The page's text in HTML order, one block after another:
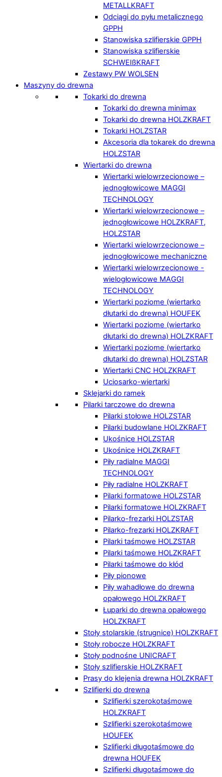
METALLKRAFT
Odciągi do pyłu metalicznego
GPPH
Stanowiska szlifierskie GPPH
Stanowiska szlifierskie
SCHWEIßKRAFT
Zestawy PW WOLSEN
Maszyny do drewna
Tokarki do drewna
Tokarki do drewna minimax
Tokarki do drewna HOLZKRAFT
Tokarki HOLZSTAR
Akcesoria dla tokarek do drewna
HOLZSTAR
Wiertarki do drewna
Wiertarki wielowrzecionowe –
jednogłowicowe MAGGI
TECHNOLOGY
Wiertarki wielowrzecionowe –
jednogłowicowe HOLZKRAFT,
HOLZSTAR
Wiertarki wielowrzecionowe –
jednogłowicowe mechaniczne
Wiertarki wielowrzecionowe -
wielogłowicowe MAGGI
TECHNOLOGY
Wiertarki poziome (wiertarko
dłutarki do drewna) HOUFEK
Wiertarki poziome (wiertarko
dłutarki do drewna) HOLZKRAFT
Wiertarki poziome (wiertarko
dłutarki do drewna) HOLZSTAR
Wiertarki CNC HOLZKRAFT
Uciosarko-wiertarki
Sklejarki do ramek
Pilarki tarczowe do drewna
Pilarki stołowe HOLZSTAR
Pilarki budowlane HOLZKRAFT
Ukośnice HOLZSTAR
Ukośnice HOLZKRAFT
Piły radialne MAGGI
TECHNOLOGY
Piły radialne HOLZKRAFT
Pilarki formatowe HOLZSTAR
Pilarki formatowe HOLZKRAFT
Pilarko-frezarki HOLZSTAR
Pilarko-frezarki HOLZKRAFT
Pilarki taśmowe HOLZSTAR
Pilarki taśmowe HOLZKRAFT
Pilarki taśmowe do kłód
Piły pionowe
Piły wahadłowe do drewna
opałowego HOLZKRAFT
Łuparki do drewna opałowego
HOLZKRAFT
Stoły stolarskie (strugnice) HOLZKRAFT
Stoły robocze HOLZKRAFT
Stoły podnośne UNICRAFT
Stoły szlifierskie HOLZKRAFT
Prasy do klejenia drewna HOLZKRAFT
Szlifierki do drewna
Szlifierki szerokotaśmowe
HOLZKRAFT
Szlifierki szerokotaśmowe
HOUFEK
Szlifierki długotaśmowe do
drewna HOUFEK
Szlifierki długotaśmowe do